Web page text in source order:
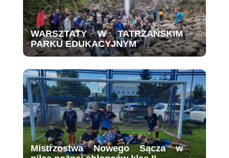
WARSZTATY W TATRZAŃSKIM
PARKU EDUKACYJNYM
Mistrzostwa Nowego Sącza w